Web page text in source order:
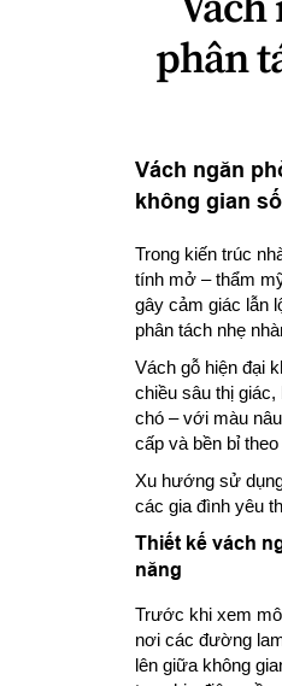
phân
Vách ngăn
không gian
Trong kiến trúc
tính mở – thẩm
gây cảm giác lẫn
phân tách nhẹ
Vách gỗ hiện đại
chiều sâu thị giác,
chó – với màu
cấp và bền bỉ
Xu hướng sử
các gia đình yêu
Thiết kế vách
năng
Trước khi xem mô
nơi các đường
lên giữa không